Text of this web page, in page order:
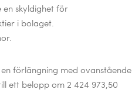
skyldighet för
i bolaget.
förlängning med ovanstående
ett belopp om 2 424 973,50